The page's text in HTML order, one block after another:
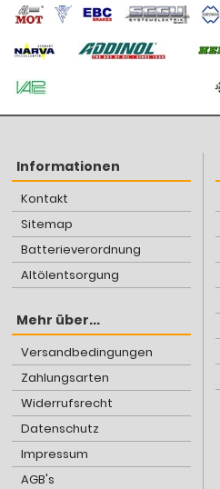
Informationen
Kontakt
Sitemap
Batterieverordnung
Altölentsorgung
Mehr über...
Versandbedingungen
Zahlungsarten
Widerrufsrecht
Datenschutz
Impressum
AGB's